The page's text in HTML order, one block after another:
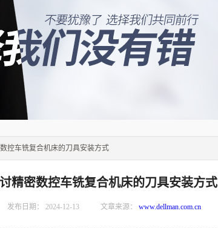
控车铣复合机床的刀具安装方式
精密数控车铣复合机床的刀具安装方式
发布日期： 2024-12-13 文章来源： www.dellman.com.cn